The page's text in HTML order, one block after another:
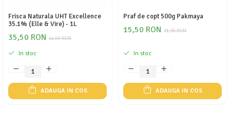
Frisca Naturala UHT Excellence
35.1% (Elle & Vire) - 1L
41,00 RON
35,50 RON
In stoc
ADAUGA IN COS
Praf de copt 500g Pakmaya
21,50 RON
15,50 RON
In stoc
ADAUGA IN COS